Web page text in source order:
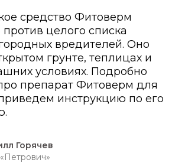
Горячев
средство Фитоверм
целого списка
вредителей. Оно
грунте, теплицах и
условиях. Подробно
препарат Фитоверм для
инструкцию по его